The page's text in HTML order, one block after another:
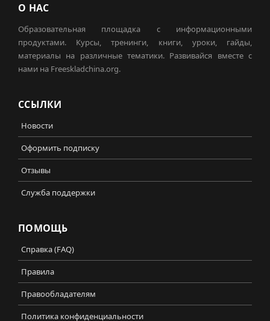
О НАС
Образовательная площадка с информационными
продуктами. Курсы, тренинги, книги, уроки, гайды,
материалы на различные тематики. Развивайся вместе с
нами на Freeskladchina.org.
ССЫЛКИ
Новости
Оформить подписку
Отзывы
Служба поддержки
ПОМОЩЬ
Справка (FAQ)
Правила
Правообладателям
Политика конфиденциальности